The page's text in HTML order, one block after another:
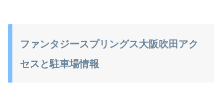
ファンタジースプリングス大阪吹田アク
セスと駐車場情報